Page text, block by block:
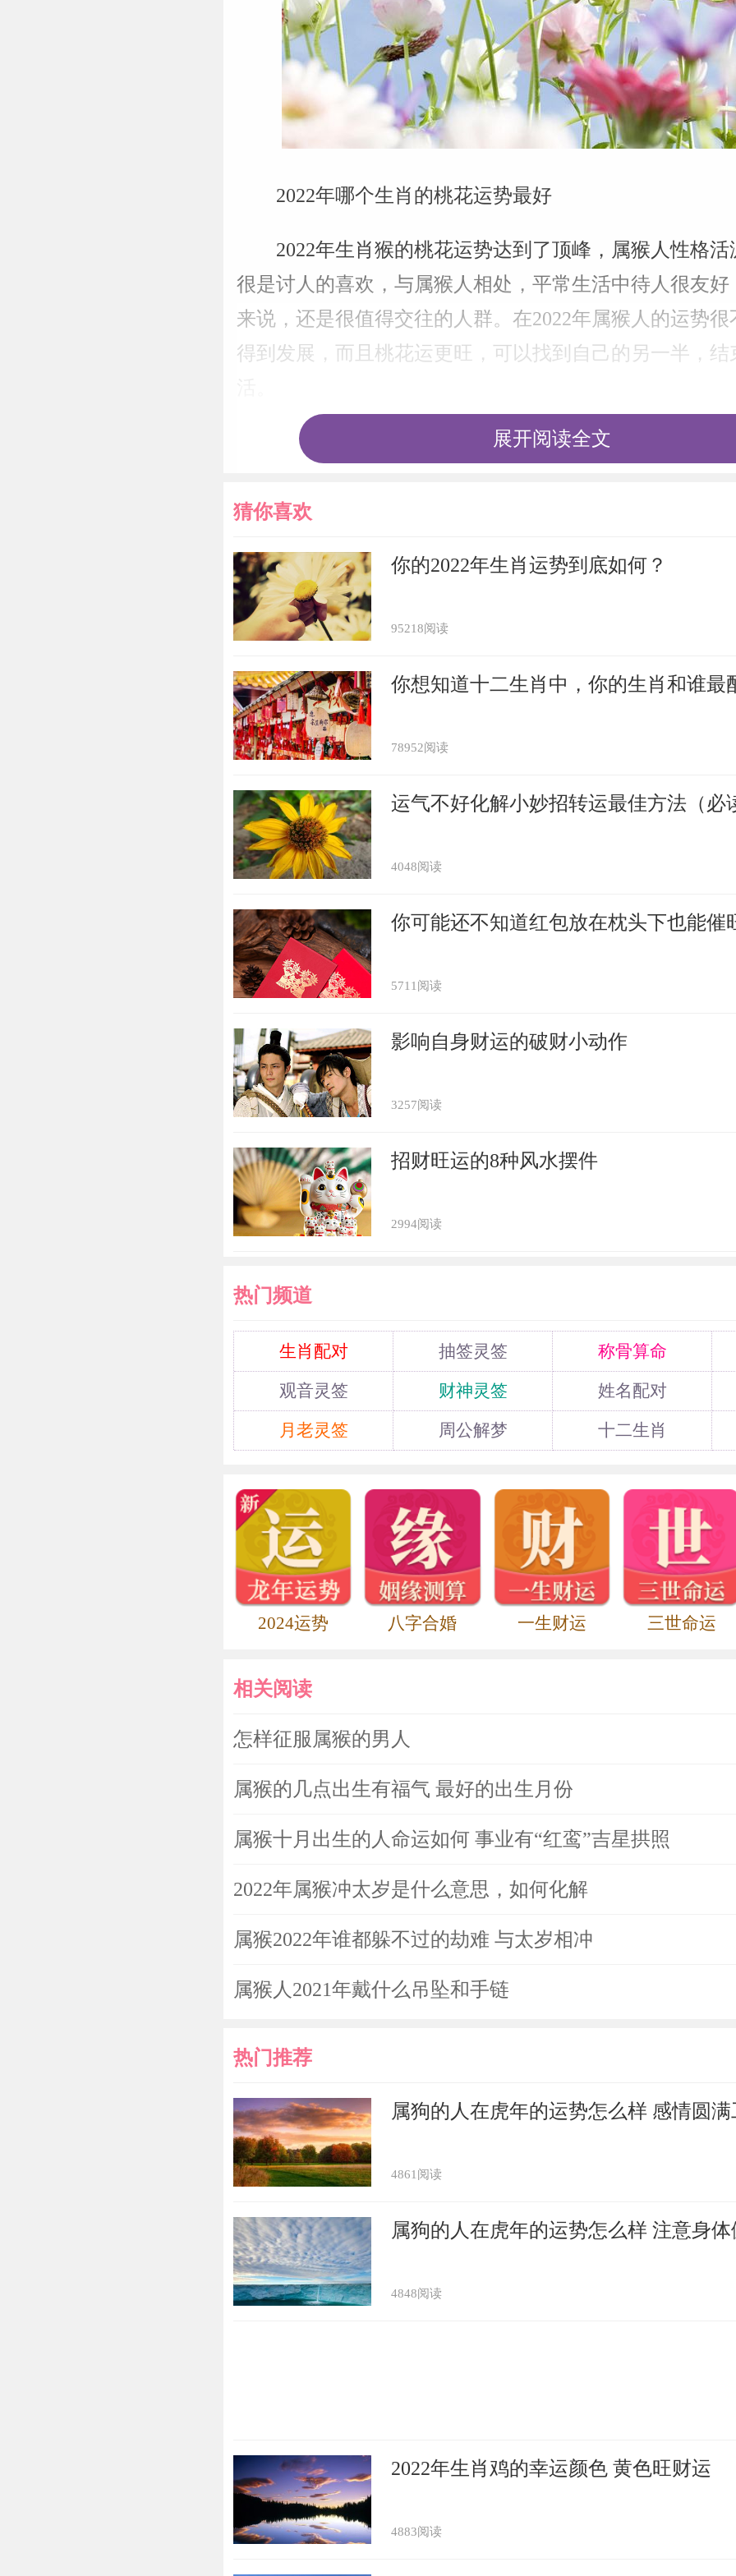
2022年哪个生肖的桃花运势最好
2022年生肖猴的桃花运势达到了顶峰，属猴人性格
很是讨人的喜欢，与属猴人相处，平常生活中待人很友
来说，还是很值得交往的人群。在2022年属猴人的运势
得到发展，而且桃花运更旺，可以找到自己的另一半，
属猴人2022年事业运势方面
属猴人今年的事业运势较好，在贵人暗中相助下，
会，在项目中发挥自身才能，得到上司的赞赏。但因为
属猴今年工作特别辛苦，也存在着业务上功亏一篑的机
倍重视细节，精益求精。
2022年属猴人出门注意事项
属猴人2022年在出门在外的时候，要格外注意自己
险，以免发生意外事故。切记不可去乘坐游艇或者前往
会有溺水风险，不过有天解星从旁助阵，最终定可化险
的属猴人，要防止跌打损伤，平常多补充各种维生素，提
属猴2022年运势及运程
2022年属猴冲太岁怎么化解 有什么禁忌
属猴2022年谁都躲不过的劫难 与太岁相冲
2022年属猴冲太岁化解方法 佩戴平安符
展开阅读全文
猜你喜欢
你的2022年生肖运势到底如何？
95218阅读
你想知道十二生肖中，你的生肖和谁最
78952阅读
运气不好化解小妙招转运最佳方法（必
4048阅读
你可能还不知道红包放在枕头下也能催
5711阅读
影响自身财运的破财小动作
3257阅读
招财旺运的8种风水摆件
2994阅读
热门频道
生肖配对 抽签灵签
称骨算命
观音灵签
财神灵签
姓名配对
月老灵签
周公解梦 十二生肖
2024运势 八字合婚 一生财运 三世命运
相关阅读
怎样征服属猴的男人
属猴的几点出生有福气 最好的出生月份
属猴十月出生的人命运如何 事业有“红鸾”吉星拱照
2022年属猴冲太岁是什么意思，如何化解
属猴2022年谁都躲不过的劫难 与太岁相冲
属猴人2021年戴什么吊坠和手链
热门推荐
属狗的人在虎年的运势怎么样 感情圆
4861阅读
属狗的人在虎年的运势怎么样 注意身体
4848阅读
2022年生肖鸡的幸运颜色 黄色旺财运
4883阅读